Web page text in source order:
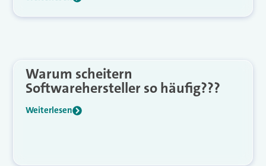
Warum scheitern
Softwarehersteller so häufig???
Weiterlesen